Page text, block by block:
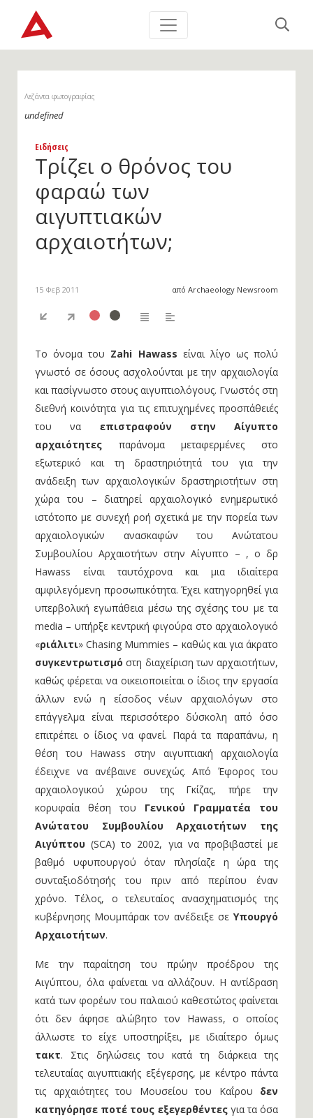
Λεζάντα φωτογραφίας
undefined
Ειδήσεις
Τρίζει ο θρόνος του
φαραώ των
αιγυπτιακών
αρχαιοτήτων;
15 Φεβ 2011 από Archaeology Newsroom
Το όνομα του Zahi Hawass είναι λίγο ως πολύ
γνωστό σε όσους ασχολούνται με την αρχαιολογία
και πασίγνωστο στους αιγυπτιολόγους. Γνωστός στη
διεθνή κοινότητα για τις επιτυχημένες προσπάθειές
του να επιστραφούν στην Αίγυπτο
αρχαιότητες παράνομα μεταφερμένες στο
εξωτερικό και τη δραστηριότητά του για την
ανάδειξη των αρχαιολογικών δραστηριοτήτων στη
χώρα του – διατηρεί αρχαιολογικό ενημερωτικό
ιστότοπο με συνεχή ροή σχετικά με την πορεία των
αρχαιολογικών ανασκαφών του Ανώτατου
Συμβουλίου Αρχαιοτήτων στην Αίγυπτο – , ο δρ
Hawass είναι ταυτόχρονα και μια ιδιαίτερα
αμφιλεγόμενη προσωπικότητα. Έχει κατηγορηθεί για
υπερβολική εγωπάθεια μέσω της σχέσης του με τα
media – υπήρξε κεντρική φιγούρα στο αρχαιολογικό
«ριάλιτι» Chasing Mummies – καθώς και για άκρατο
συγκεντρωτισμό στη διαχείριση των αρχαιοτήτων,
καθώς φέρεται να οικειοποιείται ο ίδιος την εργασία
άλλων ενώ η είσοδος νέων αρχαιολόγων στο
επάγγελμα είναι περισσότερο δύσκολη από όσο
επιτρέπει ο ίδιος να φανεί. Παρά τα παραπάνω, η
θέση του Hawass στην αιγυπτιακή αρχαιολογία
έδειχνε να ανέβαινε συνεχώς. Από Έφορος του
αρχαιολογικού χώρου της Γκίζας, πήρε την
κορυφαία θέση του Γενικού Γραμματέα του
Ανώτατου Συμβουλίου Αρχαιοτήτων της
Αιγύπτου (SCA) το 2002, για να προβιβαστεί με
βαθμό υφυπουργού όταν πλησίαζε η ώρα της
συνταξιοδότησής του πριν από περίπου έναν
χρόνο. Τέλος, ο τελευταίος ανασχηματισμός της
κυβέρνησης Μουμπάρακ τον ανέδειξε σε Υπουργό
Αρχαιοτήτων.
Με την παραίτηση του πρώην προέδρου της
Αιγύπτου, όλα φαίνεται να αλλάζουν. Η αντίδραση
κατά των φορέων του παλαιού καθεστώτος φαίνεται
ότι δεν άφησε αλώβητο τον Hawass, ο οποίος
άλλωστε το είχε υποστηρίξει, με ιδιαίτερο όμως
τακτ. Στις δηλώσεις του κατά τη διάρκεια της
τελευταίας αιγυπτιακής εξέγερσης, με κέντρο πάντα
τις αρχαιότητες του Μουσείου του Καΐρου δεν
κατηγόρησε ποτέ τους εξεγερθέντεςγια τα όσα